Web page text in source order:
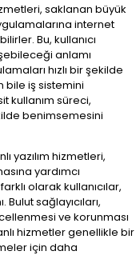
saklanan büyük
internet
Bu, kullanıcı
anlamı
hızlı bir şekilde
bile iş sistemini
kullanım süreci,
benimsemesini
yazılım hizmetleri,
yardımcı
olarak kullanıcılar,
sağlayıcıları,
ve korunması
hizmetler genellikle bir
için daha